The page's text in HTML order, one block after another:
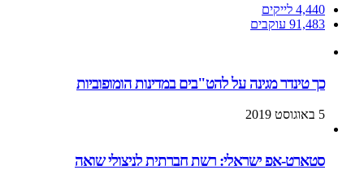
4,440 לייקים
91,483 עוקבים
כך טינדר מגינה על להט"בים במדינות הומופוביות
5 באוגוסט 2019
סטארט-אפ ישראלי: רשת חברתית לניצולי שואה